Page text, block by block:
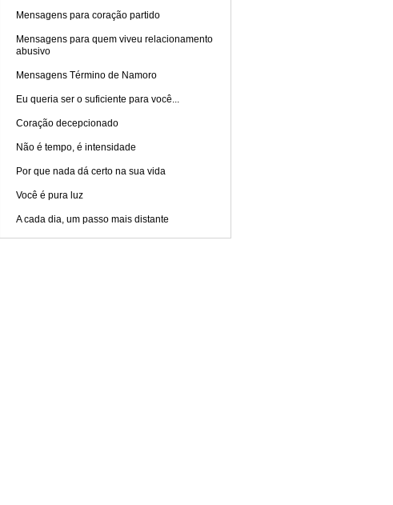
Mensagens para coração partido
Mensagens para quem viveu relacionamento
abusivo
Mensagens Término de Namoro
Eu queria ser o suficiente para você...
Coração decepcionado
Não é tempo, é intensidade
Por que nada dá certo na sua vida
Você é pura luz
A cada dia, um passo mais distante